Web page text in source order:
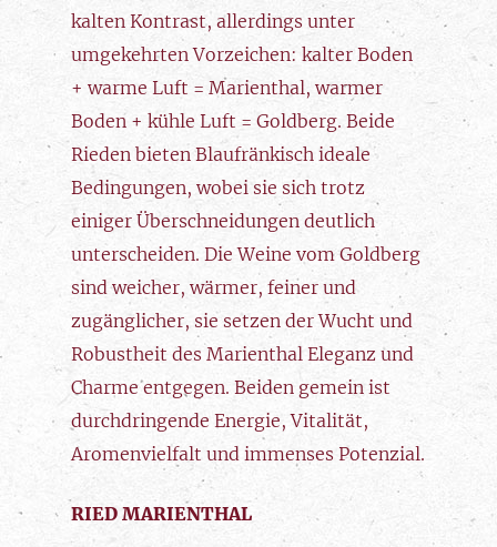
kalten Kontrast, allerdings unter
umgekehrten Vorzeichen: kalter Boden
+ warme Luft = Marienthal, warmer
Boden + kühle Luft = Goldberg. Beide
Rieden bieten Blaufränkisch ideale
Bedingungen, wobei sie sich trotz
einiger Überschneidungen deutlich
unterscheiden. Die Weine vom Goldberg
sind weicher, wärmer, feiner und
zugänglicher, sie setzen der Wucht und
Robustheit des Marienthal Eleganz und
Charme entgegen. Beiden gemein ist
durchdringende Energie, Vitalität,
Aromenvielfalt und immenses Potenzial.
RIED MARIENTHAL